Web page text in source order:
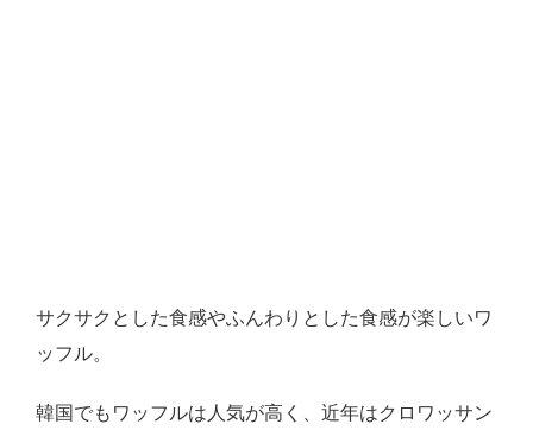
サクサクとした食感やふんわりとした食感が楽しいワ
ッフル。
韓国でもワッフルは人気が高く、近年はクロワッサン